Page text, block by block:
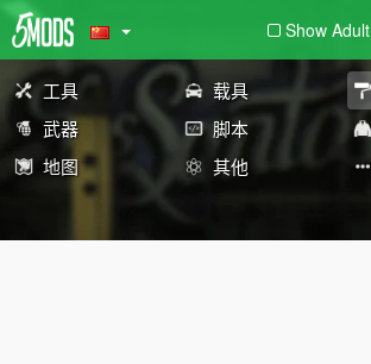
Show Adult
工具 载具
武器
脚本
地图
其他